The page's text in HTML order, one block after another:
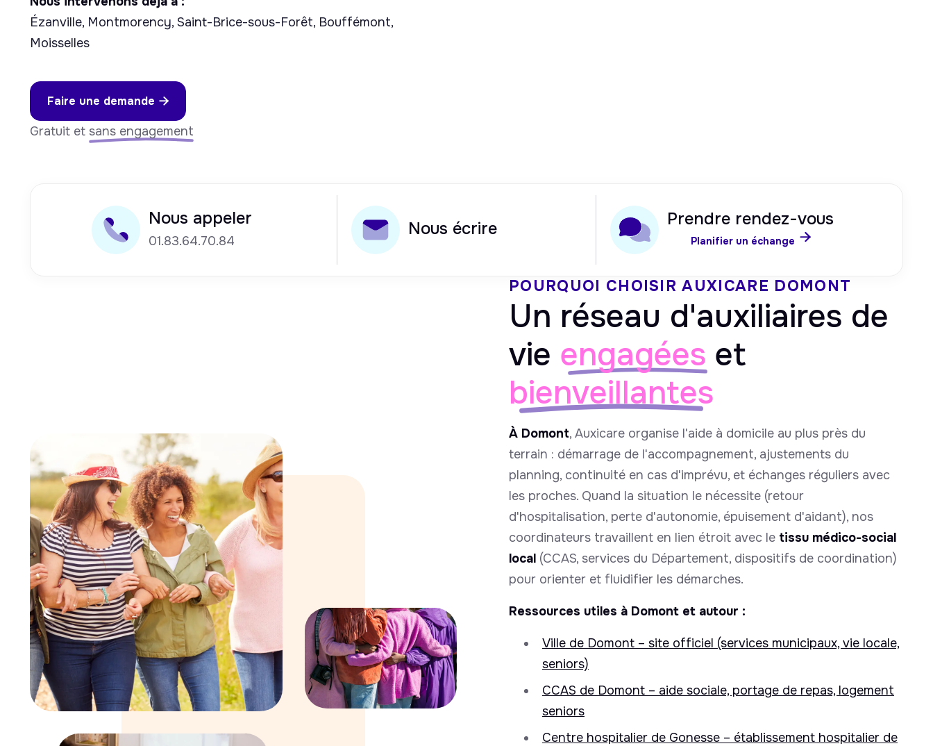
Ézanville, Montmorency, Saint-Brice-sous-Forêt, Bouffémont,
Moisselles
Faire une demande 
Gratuit et sans engagement
Nous appeler
01.83.64.70.84
Nous écrire Prendre rendez-vous
Planifier un échange 
POURQUOI CHOISIR AUXICARE DOMONT
Un réseau d'auxiliaires de
vie engagées et
bienveillantes
À Domont, Auxicare organise l'aide à domicile au plus près du
terrain : démarrage de l'accompagnement, ajustements du
planning, continuité en cas d'imprévu, et échanges réguliers avec
les proches. Quand la situation le nécessite (retour
d'hospitalisation, perte d'autonomie, épuisement d'aidant), nos
coordinateurs travaillent en lien étroit avec le tissu médico-social
local (CCAS, services du Département, dispositifs de coordination)
pour orienter et fluidifier les démarches.
Ressources utiles à Domont et autour :
Ville de Domont – site officiel (services municipaux, vie locale,
seniors)
CCAS de Domont – aide sociale, portage de repas, logement
seniors
Centre hospitalier de Gonesse – établissement hospitalier de